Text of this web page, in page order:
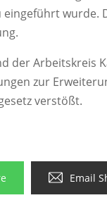
Arbeitskreis
zur
verstößt.
Email